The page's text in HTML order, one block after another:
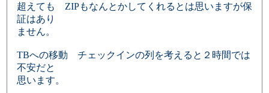
超えても ZIPもなんとかしてくれるとは思いますが保
証はあり
ません。
TBへの移動 チェックインの列を考えると２時間では
不安だと
思います。